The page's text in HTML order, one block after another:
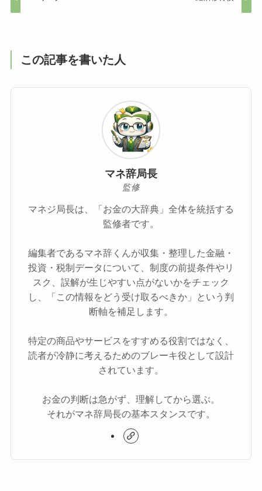
この記事を書いた人
マネ辞局長
監修
マネジ局長は、「お金の大辞典」全体を統括する
監修者です。
編集者であるマネ辞くんが収集・整理した金融・
投資・税制データについて、制度の前提条件やリ
スク、誤解が生じやすい点がないかをチェック
し、「この情報をどう受け取るべきか」という判
断軸を補足します。
特定の商品やサービスをすすめる役割ではなく、
読者が冷静に考えるためのブレーキ役として設計
されています。
お金の判断は急がず、理解してから選ぶ。
それがマネ辞局長の基本スタンスです。